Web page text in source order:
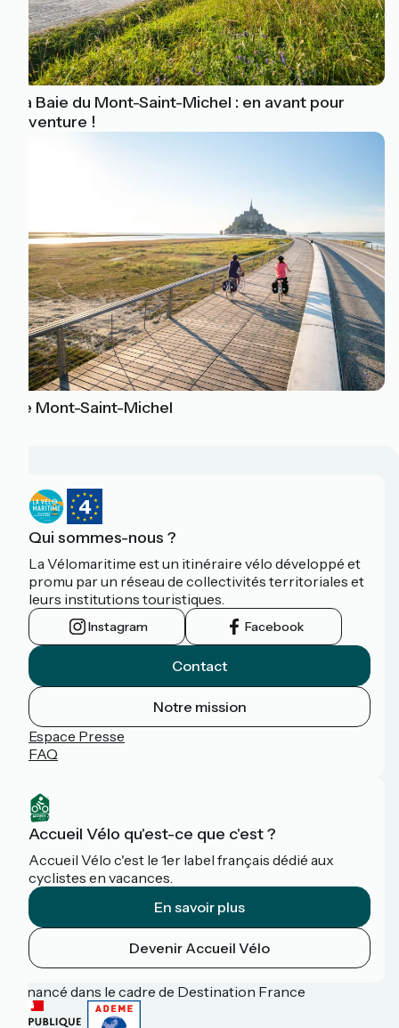
La Baie du Mont-Saint-Michel : en avant pour
l’aventure !
Le Mont-Saint-Michel
Qui sommes-nous ?
La Vélomaritime est un itinéraire vélo développé et
promu par un réseau de collectivités territoriales et
leurs institutions touristiques.
Instagram Facebook
Contact
Notre mission
Espace Presse
FAQ
Accueil Vélo qu'est-ce que c'est ?
Accueil Vélo c'est le 1er label français dédié aux
cyclistes en vacances.
En savoir plus
Devenir Accueil Vélo
Financé dans le cadre de Destination France